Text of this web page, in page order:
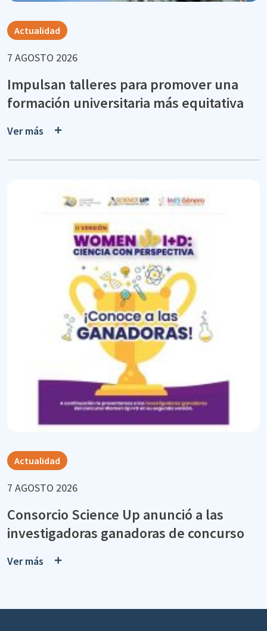
Actualidad
7 AGOSTO 2026
Impulsan talleres para promover una
formación universitaria más equitativa
Ver más
Actualidad
7 AGOSTO 2026
Consorcio Science Up anunció a las
investigadoras ganadoras de concurso
Ver más